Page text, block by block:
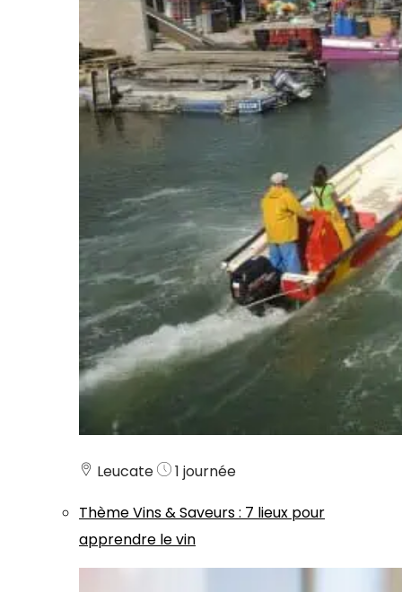
Leucate
1 journée
ThèmeVins & Saveurs: 7 lieux pour
apprendre le vin